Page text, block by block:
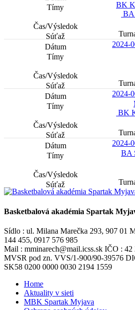
BK
BA
2024-
2024-
BK
2024-
BA
Basketbalová akadémia Spartak
Sídlo : ul. Milana Marečka 293, 907 01
144 455, 0917 576 985
Mail : mminarech@mail.icss.sk IČO : 42
MVSR pod zn. VVS/1-900/90-39576
SK58 0200 0000 0030 2194 1559
Home
Aktuality v sieti
MBK Spartak Myjava